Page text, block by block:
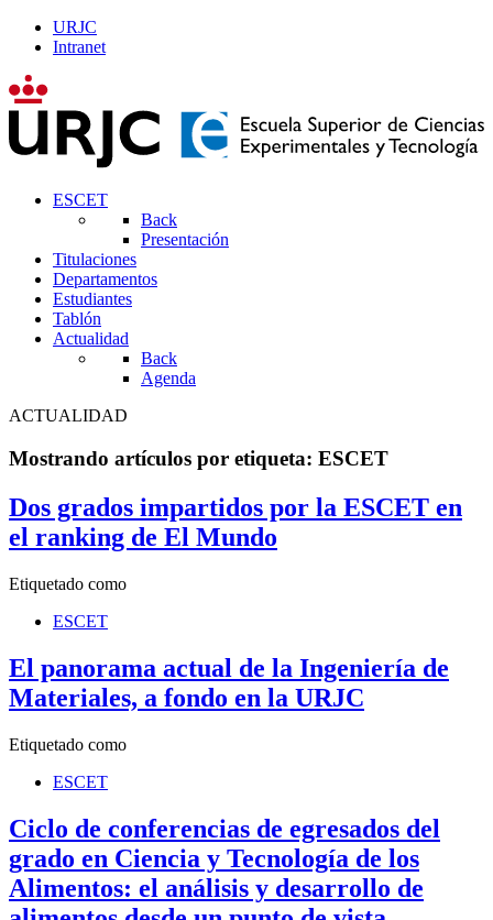
URJC
Intranet
ESCET
Back
Presentación
Titulaciones
Departamentos
Estudiantes
Tablón
Actualidad
Back
Agenda
ACTUALIDAD
Mostrando artículos por etiqueta: ESCET
Dos grados impartidos por la ESCET en
el ranking de El Mundo
Etiquetado como
ESCET
El panorama actual de la Ingeniería de
Materiales, a fondo en la URJC
Etiquetado como
ESCET
Ciclo de conferencias de egresados del
grado en Ciencia y Tecnología de los
Alimentos: el análisis y desarrollo de